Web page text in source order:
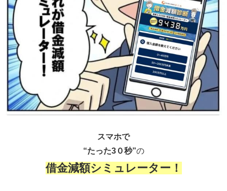
スマホで
“たった3０秒”の
借金減額シミュレーター！